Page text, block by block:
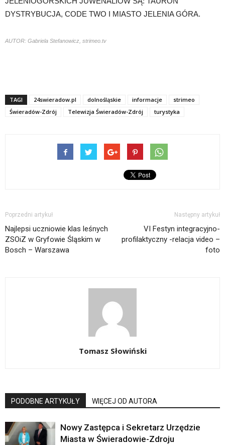
DYSTRYBUCJA, CODE TWO I MIASTO JELENIA GÓRA.
AUTOR: Gabriela Stefanowicz, strimeo.tv
TAGI 24swieradow.pl dolnośląskie informacje
strimeo
Świeradów-Zdrój
Telewizja Świeradów-Zdrój turystyka
Poprzedni artykuł
Najlepsi uczniowie klas leśnych
ZSOiZ w Gryfowie Śląskim w
Bosch – Warszawa
Następny artykuł
VI Festyn integracyjno-
profilaktyczny -relacja video –
foto
Tomasz Słowiński
PODOBNE ARTYKUŁY WIĘCEJ OD AUTORA
Nowy Zastępca i Sekretarz Urzędzie
Miasta w Świeradowie-Zdroju